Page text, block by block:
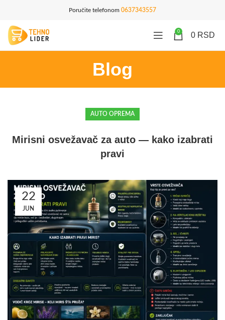
Poručite telefonom 0637343557
0 0 RSD
Blog
AUTO OPREMA
Mirisni osvežavač za auto — kako izabrati
pravi
22
JUN